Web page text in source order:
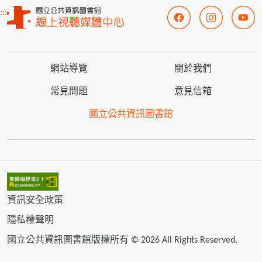
:::
網站導覽 關於我們
常見問題 意見信箱
國立公共資訊圖書館
資訊安全政策
隱私權聲明
國立公共資訊圖書館版權所有 © 2026 All Rights Reserved.